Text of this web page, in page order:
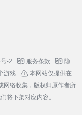
-2 服务条款
隐
游戏
本网站仅提供在
网络收集，版权归原作者所
们将下架对应内容。